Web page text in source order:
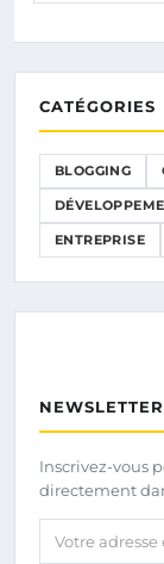
CATÉGORIES
BLOGGING
ENTREPRISE
NEWSLETTER
Inscrivez-vous
directement
Votre adresse